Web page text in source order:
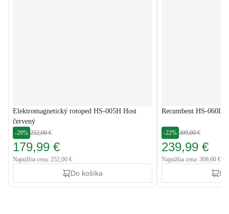
Elektromagnetický rotoped HS-005H Host
červený
-29% 252,00 €
179,99 €
Najnižšia cena: 252,00 €
Do košíka
Recumbent HS-060L
-22% 309,00 €
239,99 €
Najnižšia cena: 309,00 €